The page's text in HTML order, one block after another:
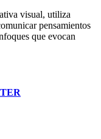
pensamientos
que evocan